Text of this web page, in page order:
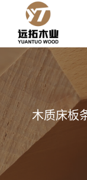
容
木质床板